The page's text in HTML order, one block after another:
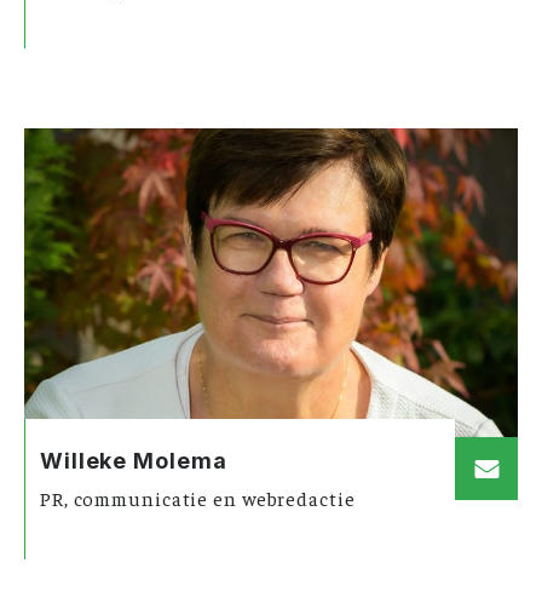
Willeke Molema
PR, communicatie en webredactie